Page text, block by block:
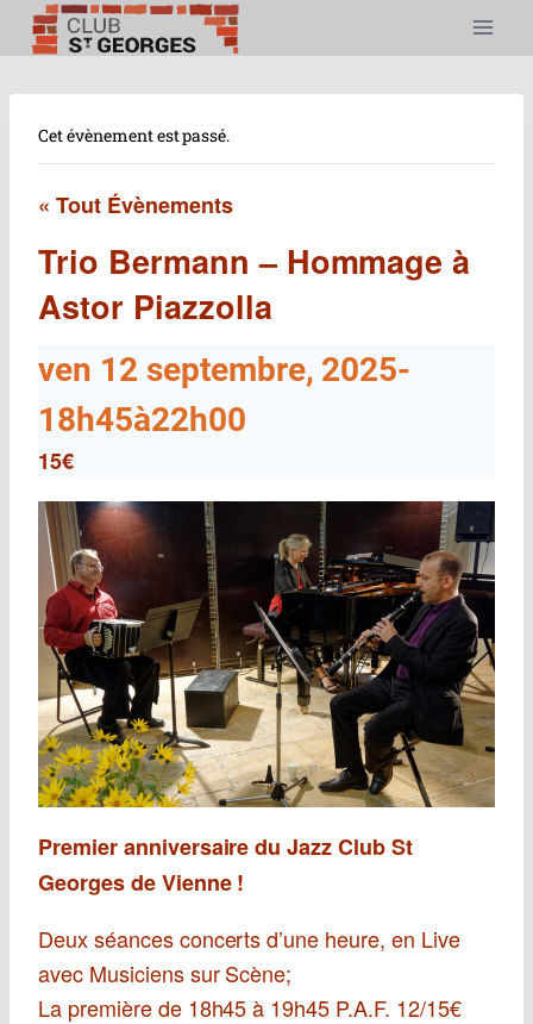
Aller
contenu
Cet évènement est passé.
« Tout Évènements
Trio Bermann – Hommage à
Astor Piazzolla
ven 12 septembre, 2025-
18h45à22h00
15€
Premier anniversaire du Jazz Club St
Georges de Vienne !
Deux séances concerts d’une heure, en Live
avec Musiciens sur Scène;
La première de 18h45 à 19h45 P.A.F. 12/15€